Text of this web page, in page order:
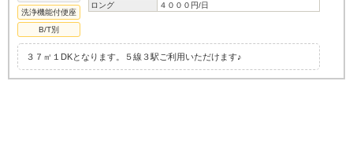
洗浄機能付便座
B/T別
ロング
４０００円/日
３７㎡１DKとなります。５線３駅ご利用いただけます♪